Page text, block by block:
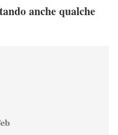
anche qualche